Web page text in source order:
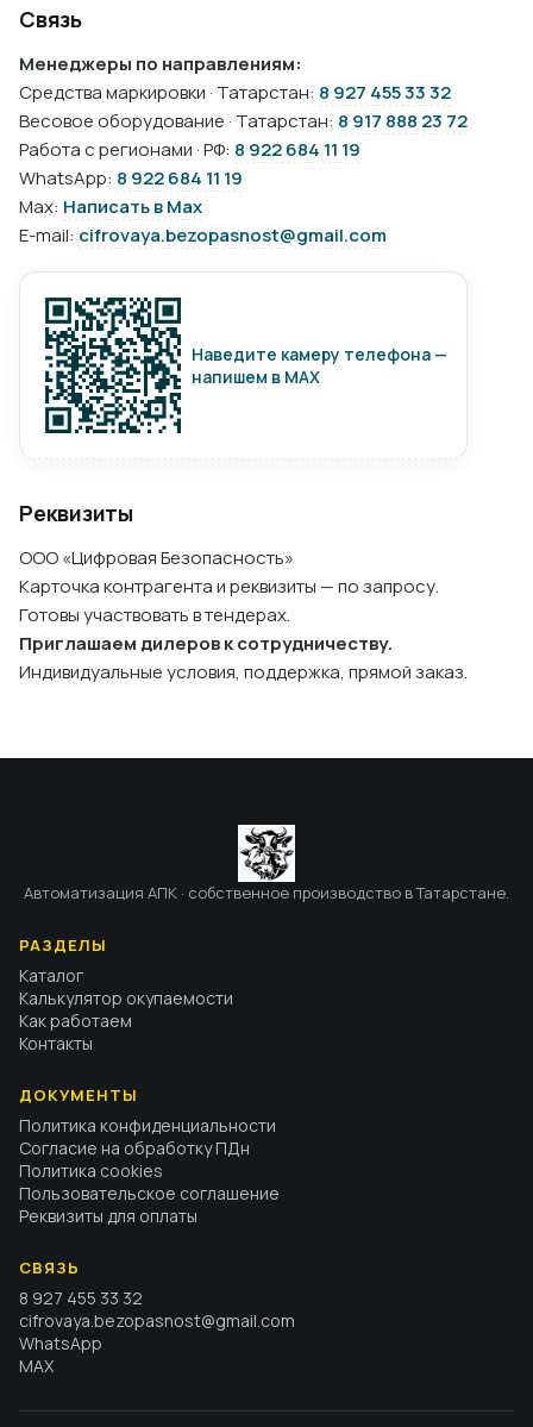
Связь
Менеджеры по направлениям:
Средства маркировки · Татарстан: 8 927 455 33 32
Весовое оборудование · Татарстан: 8 917 888 23 72
Работа с регионами · РФ: 8 922 684 11 19
WhatsApp: 8 922 684 11 19
Max: Написать в Max
E-mail: cifrovaya.bezopasnost@gmail.com
Наведите камеру телефона —
напишем в MAX
Реквизиты
ООО «Цифровая Безопасность»
Карточка контрагента и реквизиты — по запросу.
Готовы участвовать в тендерах.
Приглашаем дилеров к сотрудничеству.
Индивидуальные условия, поддержка, прямой заказ.
Автоматизация АПК · собственное производство в Татарстане.
РАЗДЕЛЫ
Каталог
Калькулятор окупаемости
Как работаем
Контакты
ДОКУМЕНТЫ
Политика конфиденциальности
Согласие на обработку ПДн
Политика cookies
Пользовательское соглашение
Реквизиты для оплаты
СВЯЗЬ
8 927 455 33 32
cifrovaya.bezopasnost@gmail.com
WhatsApp
MAX